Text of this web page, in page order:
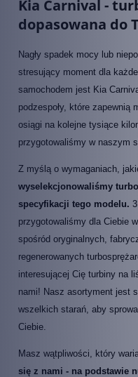
Kia Carnival -
dopasowana do
Nagły spadek mocy lub
stresujący moment dla
samochodem jest Kia
podzespoły, które zapewnią
osiągi na kolejne tysiące
przygotowaliśmy w naszym
Z myślą o wymaganiach,
wyselekcjonowaliśmy
specyfikacji tego modelu.
przygotowaliśmy dla Ciebie
spośród oryginalnych,
regenerowanych
interesującej Cię turbiny na
nami! Nasz asortyment jest
wszelkich starań, aby
Ciebie.
Masz wątpliwości, który
się z nami - na podstawie